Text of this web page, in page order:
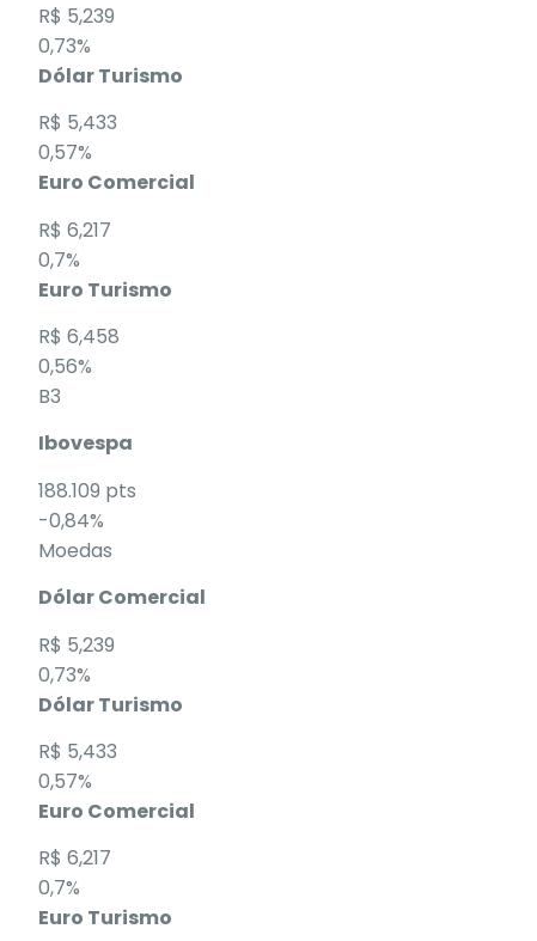
R$ 5,239
0,73%
Dólar Turismo
R$ 5,433
0,57%
Euro Comercial
R$ 6,217
0,7%
Euro Turismo
R$ 6,458
0,56%
B3
Ibovespa
188.109 pts
-0,84%
Moedas
Dólar Comercial
R$ 5,239
0,73%
Dólar Turismo
R$ 5,433
0,57%
Euro Comercial
R$ 6,217
0,7%
Euro Turismo